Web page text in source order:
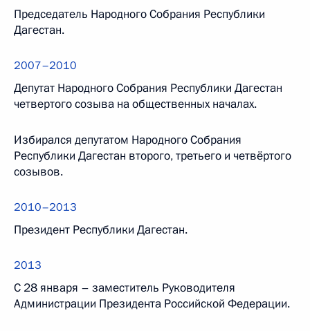
Председатель Народного Собрания Республики
Дагестан.
2007–2010
Депутат Народного Собрания Республики Дагестан
четвертого созыва на общественных началах.
Избирался депутатом Народного Собрания
Республики Дагестан второго, третьего и четвёртого
созывов.
2010–2013
Президент Республики Дагестан.
2013
С 28 января – заместитель Руководителя
Администрации Президента Российской Федерации.